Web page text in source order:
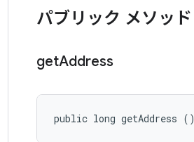
パブリック メソッド
getAddress
public long getAddress ()